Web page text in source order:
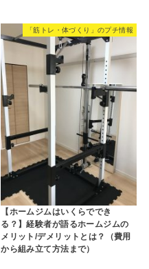
「筋トレ・体づくり」のプチ情報
【ホームジムはいくらででき
る？】経験者が語るホームジムの
メリット/デメリットとは？（費用
から組み立て方法まで）